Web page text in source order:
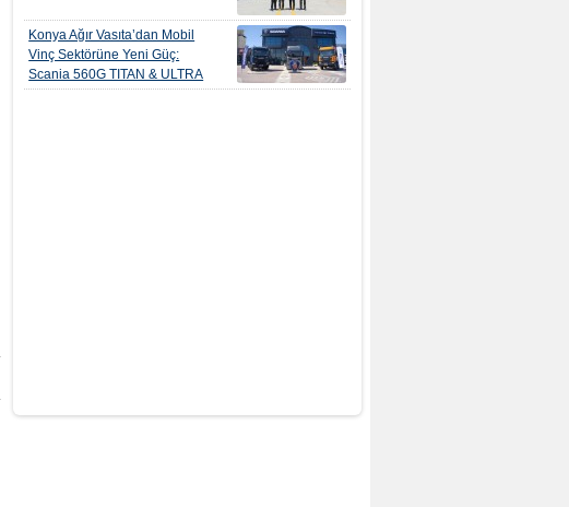
Konya Ağır Vasıta’dan Mobil
Vinç Sektörüne Yeni Güç:
Scania 560G TITAN & ULTRA